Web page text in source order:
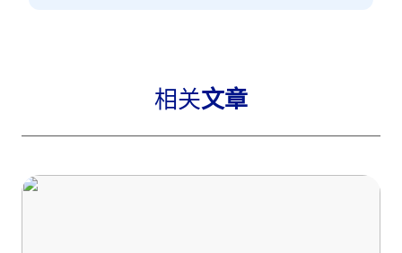
相关文章